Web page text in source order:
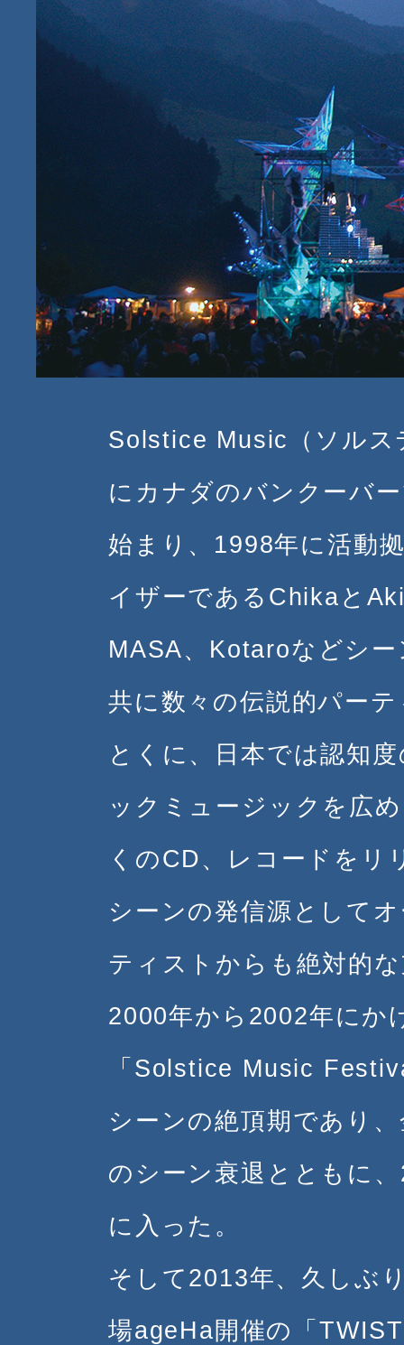
Solstice Music（ソルス
にカナダのバンクーバ
始まり、1998年に活動
イザーであるChikaと
MASA、Kotaroなどシ
共に数々の伝説的パー
とくに、日本では認知
ックミュージックを広
くのCD、レコードをリ
シーンの発信源として
ティストからも絶対的
2000年から2002年にか
「Solstice Music
シーンの絶頂期であり
のシーン衰退とともに
に入った。
そして2013年、久しぶ
場ageHa開催の「